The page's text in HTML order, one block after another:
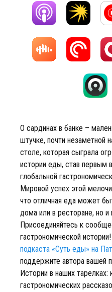
О сардинах в банке –
штучке, почти незаметной
столе, которая сыграла
истории еды, став первым
глобальной
Мировой успех этой
что отличная еда может
дома или в ресторане, но
Присоединяйтесь к
гастрономической
подкаста «Суть еды» на
поддержите автора вашей
Истории в наших тарелках:
гастрономических